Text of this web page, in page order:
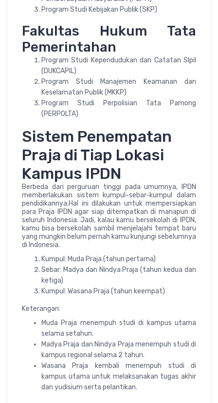
Program Studi Kebijakan Publik (SKP)
Fakultas Hukum Tata
Pemerintahan
Program Studi Kependudukan dan Catatan SIpil
(DUKCAPIL)
Program Studi Manajemen Keamanan dan
Keselamatan Publik (MKKP)
Program Studi Perpolisian Tata Pamong
(PERPOLTA)
Sistem Penempatan
Praja di Tiap Lokasi
Kampus IPDN
Berbeda dari perguruan tinggi pada umumnya, IPDN
memberlakukan sistem kumpul-sebar-kumpul dalam
pendidikannya.Hal ini dilakukan untuk mempersiapkan
para Praja IPDN agar siap ditempatkan di manapun di
seluruh Indonesia. Jadi, kalau kamu bersekolah di IPDN,
kamu bisa bersekolah sambil menjelajahi tempat baru
yang mungkin belum pernah kamu kunjungi sebelumnya
di Indonesia.
Kumpul: Muda Praja (tahun pertama)
Sebar: Madya dan Nindya Praja (tahun kedua dan
ketiga)
Kumpul: Wasana Praja (tahun keempat)
Keterangan:
Muda Praja menempuh studi di kampus utama
selama setahun.
Madya Praja dan Nindya Praja menempuh studi di
kampus regional selama 2 tahun.
Wasana Praja kembali menempuh studi di
kampus utama untuk melaksanakan tugas akhir
dan yudisium serta pelantikan.